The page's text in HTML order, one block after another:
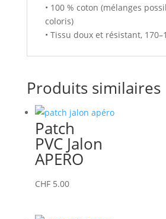
• 100 % coton (mélanges
coloris)
• Tissu doux et résistant,
Produits similaires
Patch
PVC Jalon
APERO
CHF5.00